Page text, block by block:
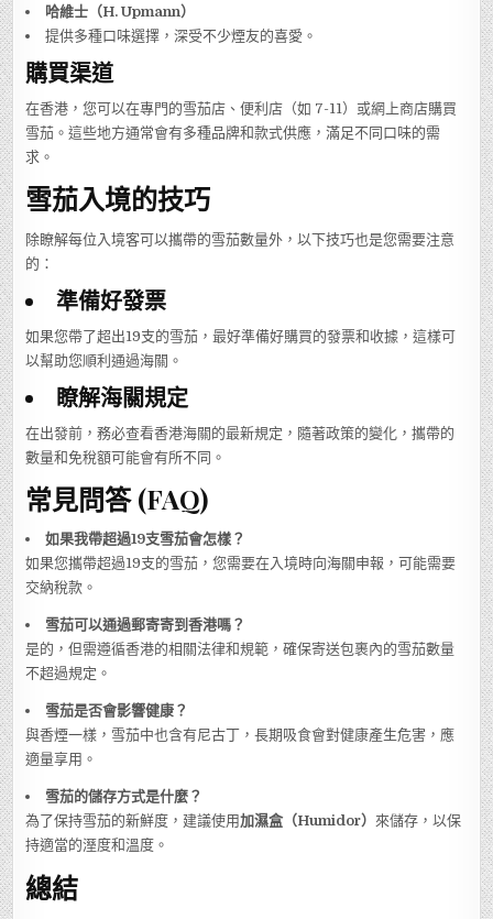
哈維士（H. Upmann）
提供多種口味選擇，深受不少煙友的喜愛。
購買渠道
在香港，您可以在專門的雪茄店、便利店（如 7-11）或網上商店購買
雪茄。這些地方通常會有多種品牌和款式供應，滿足不同口味的需
求。
雪茄入境的技巧
除瞭解每位入境客可以攜帶的雪茄數量外，以下技巧也是您需要注意
的：
準備好發票
如果您帶了超出19支的雪茄，最好準備好購買的發票和收據，這樣可
以幫助您順利通過海關。
瞭解海關規定
在出發前，務必查看香港海關的最新規定，隨著政策的變化，攜帶的
數量和免稅額可能會有所不同。
常見問答 (FAQ)
如果我帶超過19支雪茄會怎樣？
如果您攜帶超過19支的雪茄，您需要在入境時向海關申報，可能需要
交納稅款。
雪茄可以通過郵寄寄到香港嗎？
是的，但需遵循香港的相關法律和規範，確保寄送包裹內的雪茄數量
不超過規定。
雪茄是否會影響健康？
與香煙一樣，雪茄中也含有尼古丁，長期吸食會對健康產生危害，應
適量享用。
雪茄的儲存方式是什麼？
為了保持雪茄的新鮮度，建議使用加濕盒（Humidor） 來儲存，以保
持適當的溼度和溫度。
總結